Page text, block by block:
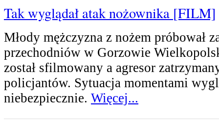
Tak wyglądał atak nożownika [FILM]
Młody mężczyzna z nożem próbował
przechodniów w Gorzowie
został sfilmowany a agresor
policjantów. Sytuacja momentami
niebezpiecznie. Więcej...